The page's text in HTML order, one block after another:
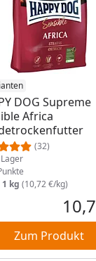
DOG Supreme
Africa
(32)
am Lager
1 kg (10,72 €/kg)
Zum Produkt